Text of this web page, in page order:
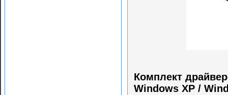
Комплект
Windows XP /